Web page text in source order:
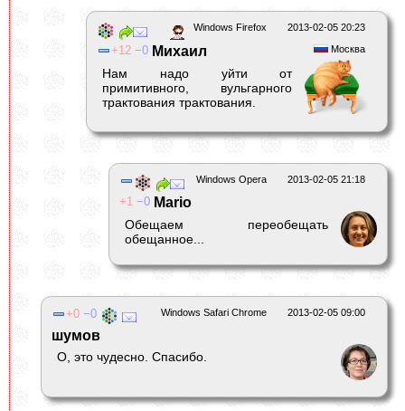
2013-02-05 20:23
Windows Firefox
Москва
12 0 Михаил
Нам надо уйти от
примитивного, вульгарного
трактования трактования.
2013-02-05 21:18
Windows Opera
1 0 Mario
Обещаем переобещать
обещанное...
2013-02-05 09:00
Windows Safari Chrome
0 0
шумов
О, это чудесно. Спасибо.